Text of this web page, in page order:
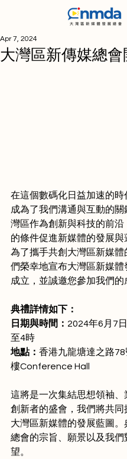
大灣區新傳媒總會
Apr 7, 2024
在這個數碼化日益加速的時
成為了我們溝通與互動的關
灣區作為創新與科技的前沿
的條件促進新媒體的發展與
為了攜手共創大灣區新媒體
們榮幸地宣布大灣區新媒體
成立，並誠邀您參加我們的
典禮詳情如下：
日期與時間： 2024年6月7
至4時
地點： 香港九龍塘達之路
樓Conference Hall
這將是一次集結思想領袖、
創新者的盛會，我們將共同
大灣區新媒體的發展藍圖。
總會的宗旨、願景以及我們
望。